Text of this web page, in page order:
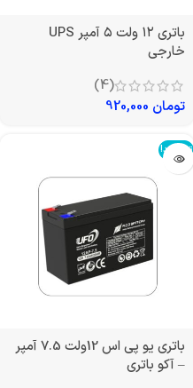
باتری ۱۲ ولت ۵ آمپر UPS
خارجی
(4)
تومان
تمام شد!
باتری یو پی اس 12ولت 7.5 آمپر
– آکو باتری